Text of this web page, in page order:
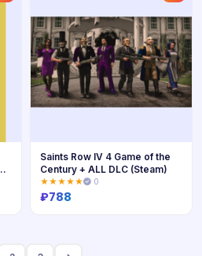
Saints Row IV 4 Game of the
Century + ALL DLC (Steam)
★★★★★ 0
₽788